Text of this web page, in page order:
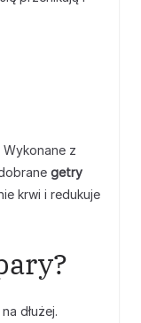
z
getry
krwi i redukuje
dłużej.